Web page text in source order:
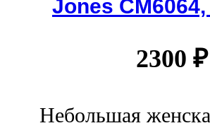
Jones
2300 ₽
Небольшая